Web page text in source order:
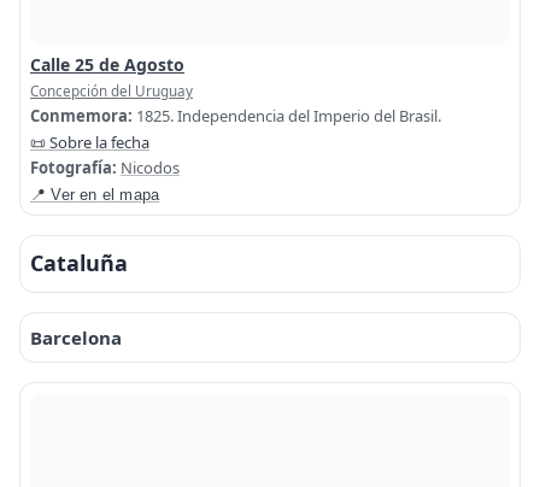
Calle 25 de Agosto
Concepción del Uruguay
Conmemora: 1825. Independencia del Imperio del Brasil.
📜 Sobre la fecha
Fotografía: Nicodos
📍 Ver en el mapa
Cataluña
Barcelona